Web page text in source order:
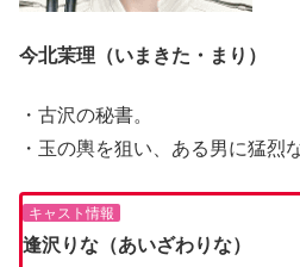
今北茉理（いまきた・まり）
・古沢の秘書。
・玉の輿を狙い、ある男に猛烈
キャスト情報
逢沢りな（あいざわりな）